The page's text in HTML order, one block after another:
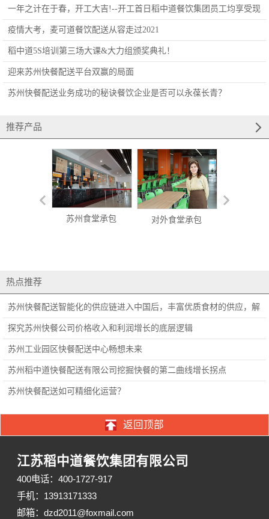
一年之计在于春，开工大吉!--开工首日稻中道餐饮集团员工均享受现
金红包！​
疫情大考，麦可道餐饮配送从容走过2021
稻中道5S培训第三场大课&大力组颁奖典礼！
迎来苏州快餐配送平台双赢的局面
苏州快餐配送业务成功的秘诀餐饮企业是否可以永葆长青？
推荐产品
苏州食堂承包 对外食堂承包
热点推荐
苏州快餐配送智能化的供应链进入中国后，丰富优质食材的供应，解
决
探究苏州快餐公司价格收入和利润增长的底层逻辑
苏州工业园区快餐配送中心畅想未来
苏州稻中道快餐配送有限公司挖掘快餐的第二曲线增长拐点
苏州快餐配送如可精细化运营？
返回顶部
江苏稻中道餐饮集团有限公司
400电话：400-1727-917
手机：13913171333
邮箱：dzd2011@foxmail.com